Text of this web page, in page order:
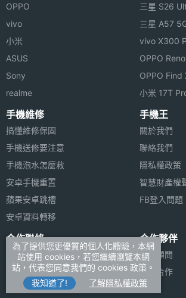
OPPO
vivo
小米
ASUS
Sony
realme
三星 S26
三星 A57
vivo X300
OPPO
OPPO Find
小米 17T
手機維修
搞懂維修保固
手機送修要注意
手機泡水怎麼救
安卓手機重置
蘋果安卓跳槽
安卓資料轉移
手機王
關於我們
聯絡我們
隱私權政策
智慧財產權
FB登入問題
合作聯絡
廣告刊登
加入商店報價
新聞聯絡
合作夥伴
法律顧問
媒體合作
為了提供您更優質的個人化體驗，本網
站使用 cookies，若您繼續瀏覽本網
站，代表您同意我們的 cookies 政策。
我知道了!
了解隱私權政策